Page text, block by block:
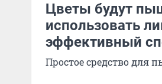
Цветы будут
использовать
эффективный
Простое средство для